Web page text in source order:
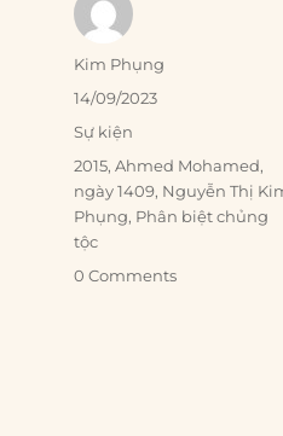
Author
Kim Phụng
Posted
14/09/2023
Categories
Sự kiện
Tags
2015,Ahmed Mohamed,
ngày 1409, Nguyễn Thị
Phụng, Phân biệt chủng
tộc
0 Comments